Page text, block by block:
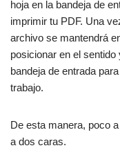
hoja en la bandeja de
imprimir tu PDF. Una
archivo se mantendrá
posicionar en el
bandeja de entrada
trabajo.
De esta manera, poco
a dos caras.